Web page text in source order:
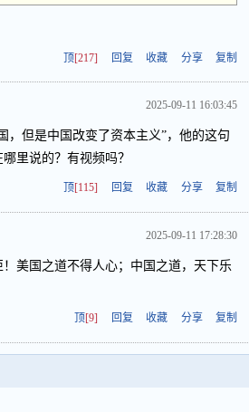
顶[217] 回复 收藏 分享 复制
2025-09-11 16:03:45
，但是中国改变了资本主义”，他的这句
里说的？有视频吗？
顶[115] 回复 收藏 分享 复制
2025-09-11 17:28:30
美国之道不得人心；中国之道，天下乐
顶[9] 回复 收藏 分享 复制